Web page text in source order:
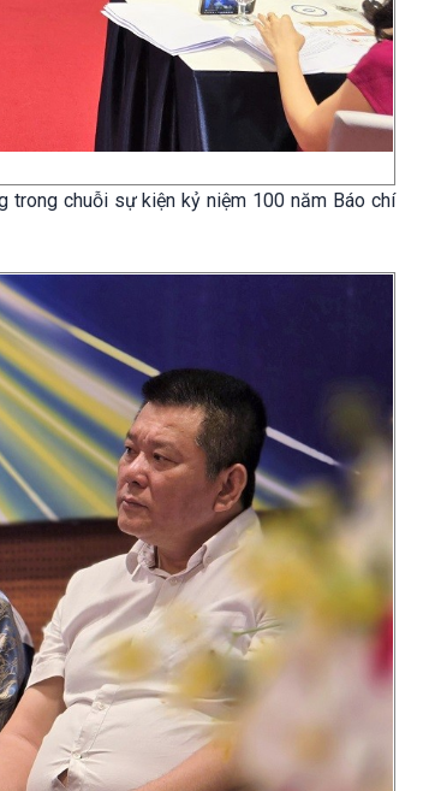
trong chuỗi sự kiện kỷ niệm 100 năm Báo chí